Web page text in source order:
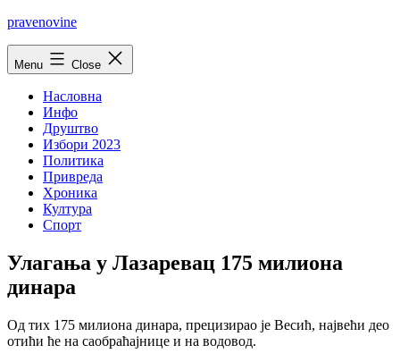
Skip
pravenovine
Menu Close
Насловна
Инфо
Друштво
Избори 2023
Политика
Привреда
Хроника
Култура
Спорт
Улагања у Лазаревац 175 милиона
динара
Од тих 175 милиона динара, прецизирао је Весић, највећи део
отићи ће на саобраћајнице и на водовод.